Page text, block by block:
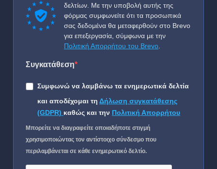
δελτίων. Με την υποβολή αυτής της
φόρμας συμφωνείτε ότι τα προσωπικά
σας δεδομένα θα μεταφερθούν στο Brevo
για επεξεργασία, σύμφωνα με την
Πολιτική Απορρήτου του Brevo
Συγκατάθεση
Συμφωνώ να λαμβάνω τα ενημερωτικά δελτία
και αποδέχομαι τη Δήλωση συγκατάθεσης
(GDPR) καθώς και την Πολιτική Απορρήτου
Μπορείτε να διαγραφείτε οποιαδήποτε στιγμή
χρησιμοποιώντας τον αντίστοιχο σύνδεσμο που
περιλαμβάνεται σε κάθε ενημερωτικό δελτίο.